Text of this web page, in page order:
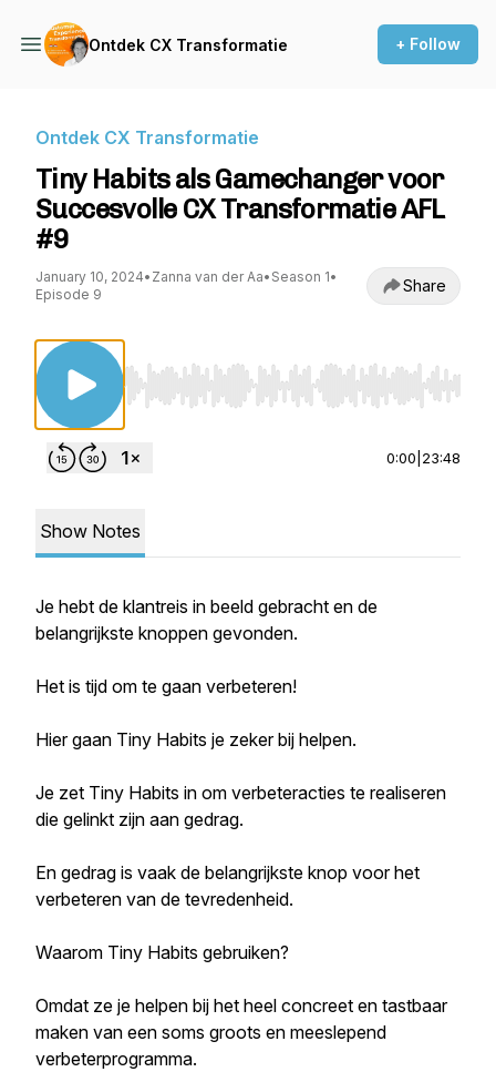
Ontdek CX Transformatie + Follow
Ontdek CX Transformatie
Tiny Habits als Gamechanger voor
Succesvolle CX Transformatie AFL
#9
January 10, 2024• Zanna van der Aa• Season 1•
Episode 9
Share
Use Left/Right to seek, Home/End to jump
0:00 23:48
Show Notes
Je hebt de klantreis in beeld gebracht en de
belangrijkste knoppen gevonden.
Het is tijd om te gaan verbeteren!
Hier gaan Tiny Habits je zeker bij helpen.
Je zet Tiny Habits in om verbeteracties te realiseren
die gelinkt zijn aan gedrag.
En gedrag is vaak de belangrijkste knop voor het
verbeteren van de tevredenheid.
Waarom Tiny Habits gebruiken?
Omdat ze je helpen bij het heel concreet en tastbaar
maken van een soms groots en meeslepend
verbeterprogramma.